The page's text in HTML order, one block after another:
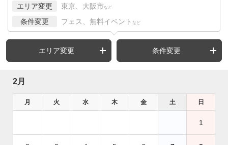
エリア変更 東京、大阪市 など
条件変更 フェス、無料イベント など
エリア変更 条件変更
2月
月 火 水 木 金 土 日
1